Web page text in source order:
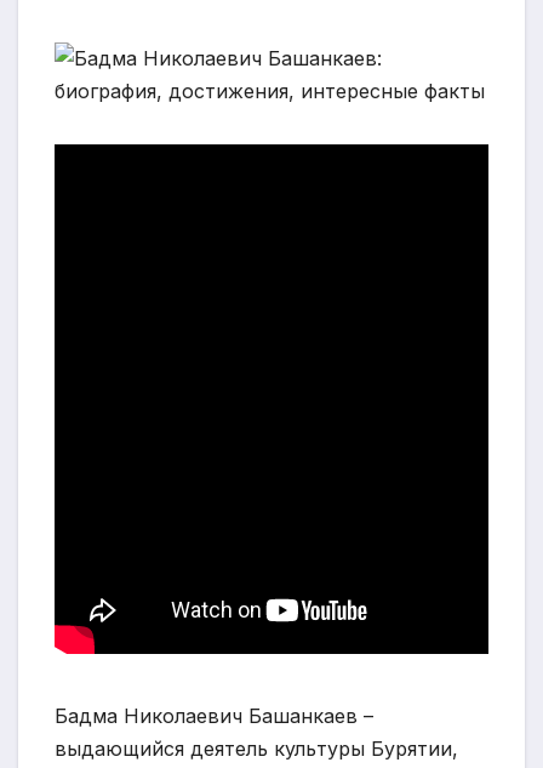
Бадма Николаевич Башанкаев –
выдающийся деятель культуры Бурятии,